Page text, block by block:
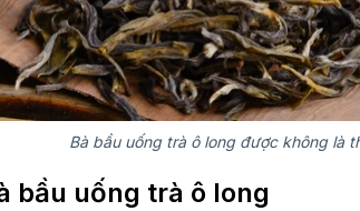
Bà bầu uống trà ô long được không là
bầu uống trà ô long